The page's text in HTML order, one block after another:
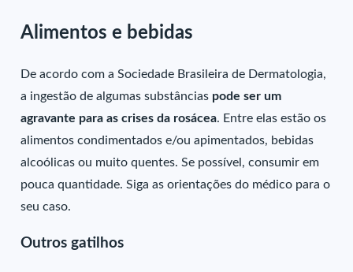
Alimentos e bebidas
De acordo com a Sociedade Brasileira de Dermatologia,
a ingestão de algumas substâncias pode ser um
agravante para as crises da rosácea. Entre elas estão os
alimentos condimentados e/ou apimentados, bebidas
alcoólicas ou muito quentes. Se possível, consumir em
pouca quantidade. Siga as orientações do médico para o
seu caso.
Outros gatilhos